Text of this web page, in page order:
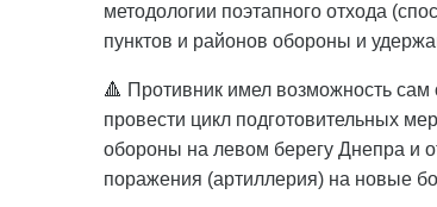
методологии поэтапного отхода
пунктов и районов обороны и
🔺 Противник имел возможность
провести цикл подготовительных
обороны на левом берегу Днепра и
поражения (артиллерия) на новые